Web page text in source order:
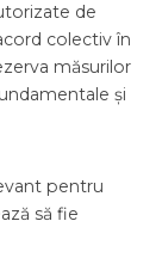
de
colectiv în
măsurilor
și
pentru
să fie